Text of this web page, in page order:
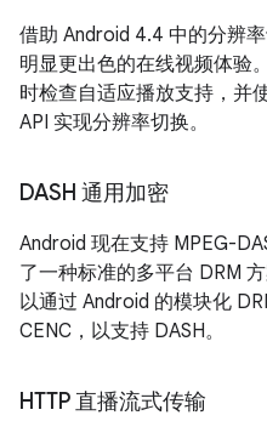
借助 Android 4.4 中的分辨
明显更出色的在线视频体验
时检查自适应播放支持，并
API 实现分辨率切换。
DASH 通用加密
Android 现在支持 MPEG-
了一种标准的多平台 DRM
以通过 Android 的模块化
CENC，以支持 DASH。
HTTP 直播流式传输